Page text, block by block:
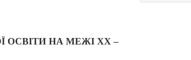
ОСВІТИ НА МЕЖІ ХХ –